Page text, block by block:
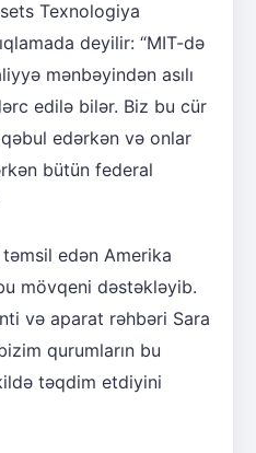
Texnologiya
deyilir: “MIT-də
mənbəyindən asılı
edilə bilər. Biz bu cür
edərkən və onlar
bütün federal
edən Amerika
mövqeni dəstəkləyib.
və aparat rəhbəri Sara
qurumların bu
təqdim etdiyini